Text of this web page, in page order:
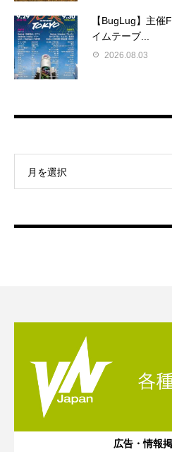
【BugLug】主
イムテーブ...
2026.08.03
月を選択
広告・情報